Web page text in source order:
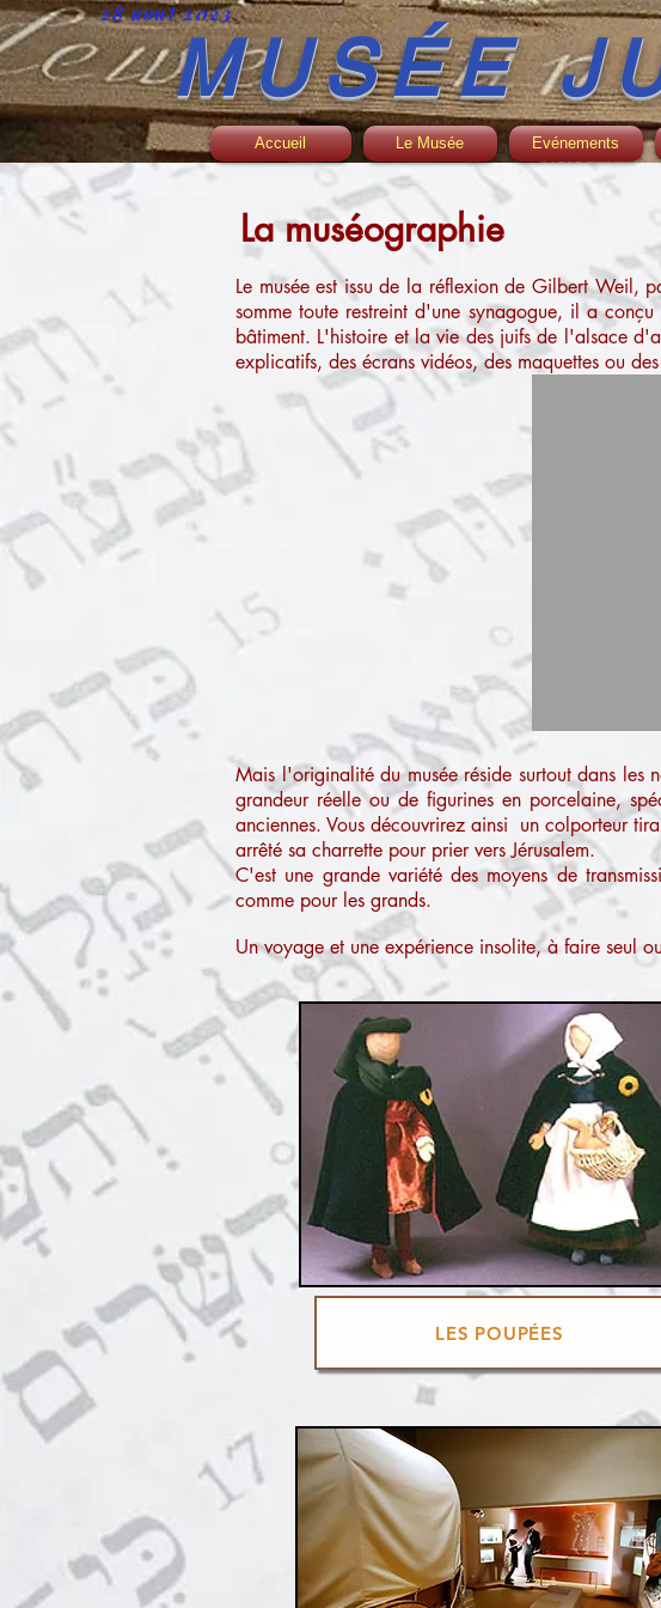
Accueil Le Musée Evénements
MUSÉE
28 aout 2023
La muséographie
Le musée est issu de la réflexion de Gilbert Weil,
somme toute restreint d'une synagogue, il a
bâtiment. L'histoire et la vie des juifs de l'alsace
explicatifs, des écrans vidéos, des maquettes ou
Mais l'originalité du musée réside surtout dans les
grandeur réelle ou de figurines en porcelaine,
anciennes. Vous découvrirez ainsi un colporteur
arrêté sa charrette pour prier vers Jérusalem.
C'est une grande variété des moyens de
comme pour les grands.
Un voyage et une expérience insolite, à faire seul
LES POUPÉES